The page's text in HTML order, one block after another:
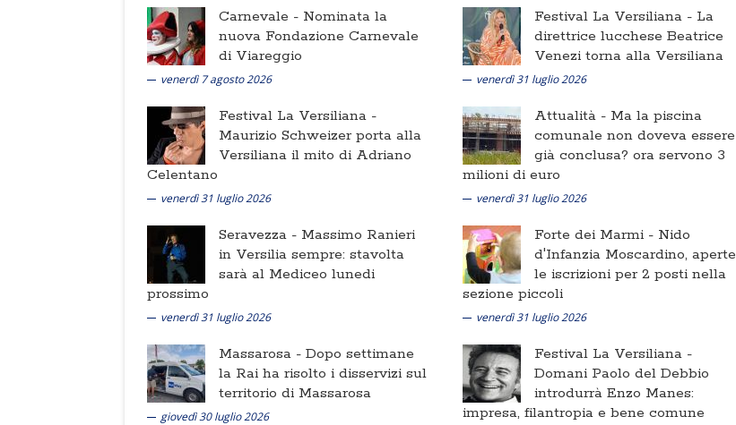
Carnevale - Nominata la
nuova Fondazione Carnevale
di Viareggio
venerdì 7 agosto 2026
Festival La Versiliana - La
direttrice lucchese Beatrice
Venezi torna alla Versiliana
venerdì 31 luglio 2026
Festival La Versiliana -
Maurizio Schweizer porta alla
Versiliana il mito di Adriano
Celentano
venerdì 31 luglio 2026
Attualità - Ma la piscina
comunale non doveva essere
già conclusa? ora servono 3
milioni di euro
venerdì 31 luglio 2026
Seravezza - Massimo Ranieri
in Versilia sempre: stavolta
sarà al Mediceo lunedi
prossimo
venerdì 31 luglio 2026
Forte dei Marmi - Nido
d'Infanzia Moscardino, aperte
le iscrizioni per 2 posti nella
sezione piccoli
venerdì 31 luglio 2026
Massarosa - Dopo settimane
la Rai ha risolto i disservizi sul
territorio di Massarosa
giovedì 30 luglio 2026
Festival La Versiliana -
Domani Paolo del Debbio
introdurrà Enzo Manes:
impresa, filantropia e bene comune